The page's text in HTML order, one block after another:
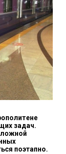
задач.
поэтапно.